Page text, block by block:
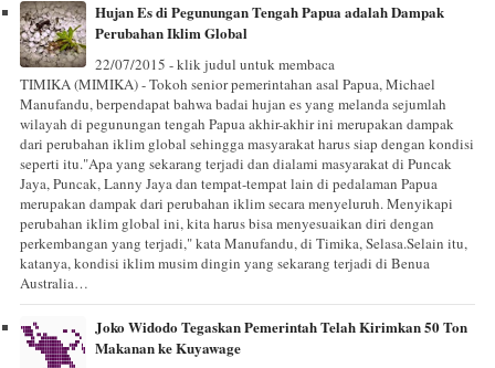
Hujan Es di Pegunungan Tengah Papua adalah Dampak
Perubahan Iklim Global
22/07/2015 - klik judul untuk membaca
TIMIKA (MIMIKA) - Tokoh senior pemerintahan asal Papua, Michael
Manufandu, berpendapat bahwa badai hujan es yang melanda sejumlah
wilayah di pegunungan tengah Papua akhir-akhir ini merupakan dampak
dari perubahan iklim global sehingga masyarakat harus siap dengan kondisi
seperti itu."Apa yang sekarang terjadi dan dialami masyarakat di Puncak
Jaya, Puncak, Lanny Jaya dan tempat-tempat lain di pedalaman Papua
merupakan dampak dari perubahan iklim secara menyeluruh. Menyikapi
perubahan iklim global ini, kita harus bisa menyesuaikan diri dengan
perkembangan yang terjadi," kata Manufandu, di Timika, Selasa.Selain itu,
katanya, kondisi iklim musim dingin yang sekarang terjadi di Benua
Australia…
Joko Widodo Tegaskan Pemerintah Telah Kirimkan 50 Ton
Makanan ke Kuyawage